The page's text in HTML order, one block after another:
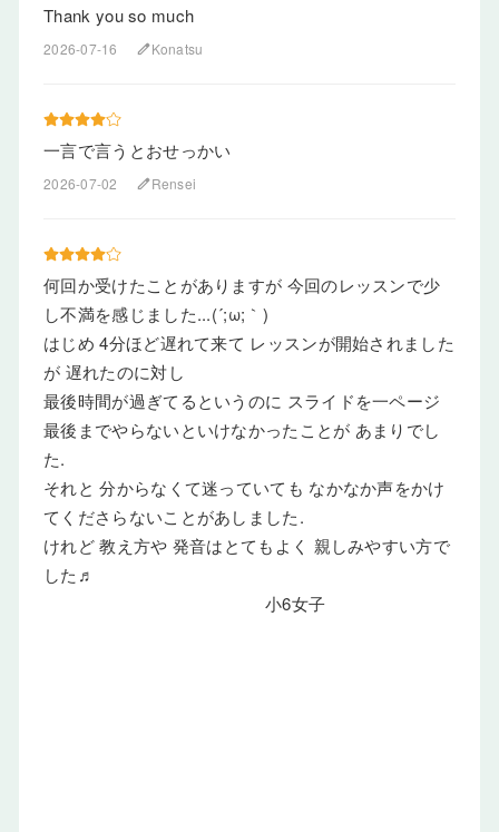
Thank you so much
2026-07-16 editKonatsu
一言で言うとおせっかい
2026-07-02 editRensei
何回か受けたことがありますが 今回のレッスンで少
し不満を感じました...(´;ω;｀)
はじめ 4分ほど遅れて来て レッスンが開始されました
が 遅れたのに対し
最後時間が過ぎてるというのに スライドを一ページ
最後までやらないといけなかったことが あまりでし
た.
それと 分からなくて迷っていても なかなか声をかけ
てくださらないことがあしました.
けれど 教え方や 発音はとてもよく 親しみやすい方で
した♬
小6女子